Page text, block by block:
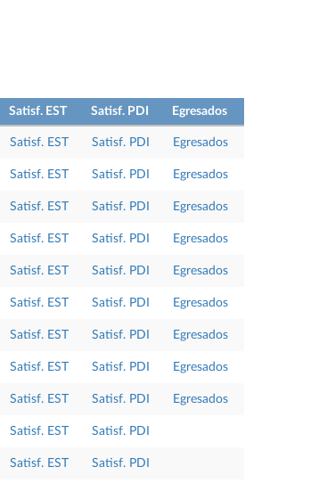
Satisf. EST Satisf. PDI Egresados
Satisf. EST Satisf. PDI Egresados
Satisf. EST Satisf. PDI Egresados
Satisf. EST Satisf. PDI Egresados
Satisf. EST Satisf. PDI Egresados
Satisf. EST Satisf. PDI Egresados
Satisf. EST Satisf. PDI Egresados
Satisf. EST Satisf. PDI Egresados
Satisf. EST Satisf. PDI Egresados
Satisf. EST Satisf. PDI Egresados
Satisf. EST Satisf. PDI
Satisf. EST Satisf. PDI